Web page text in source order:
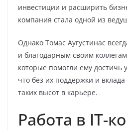
инвестиции и расширить
компания стала одной из
Однако Томас Аугустинас
и благодарным своим
которые помогли ему достичь
что без их поддержки и
таких высот в карьере.
Работа в IT-